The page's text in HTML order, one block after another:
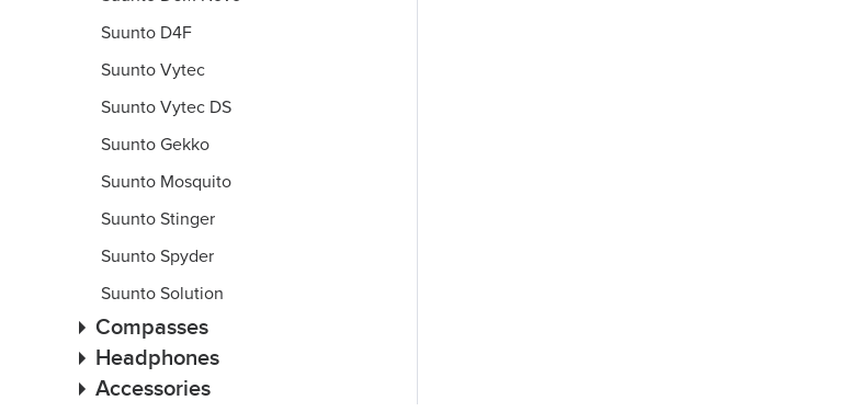
Suunto D4F
Suunto Vytec
Suunto Vytec DS
Suunto Gekko
Suunto Mosquito
Suunto Stinger
Suunto Spyder
Suunto Solution
Compasses
Headphones
Accessories